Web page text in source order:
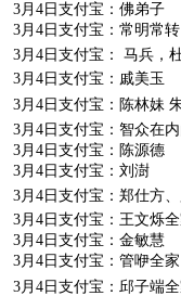
3月 4 日支付宝：佛弟子
3月 4 日支付宝：常明常转
3月 4 日支付宝： 马兵，
3月 4 日支付宝：戚美玉
3月 4 日支付宝：陈林妹
3月 4 日支付宝：智众在
3月 4 日支付宝：陈源德
3月 4 日支付宝：刘澍
3月 4 日支付宝：郑仕方
3月 4 日支付宝：王文烁
3月 4 日支付宝：金敏慧
3月 4 日支付宝：管咿全
3月 4 日支付宝：邱子端